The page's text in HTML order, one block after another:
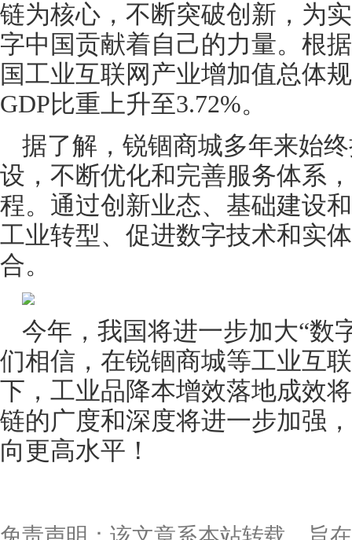
链为核心，不断突破创新，为
字中国贡献着自己的力量。根
国工业互联网产业增加值总体
GDP比重上升至3.72%。
据了解，锐锢商城多年来始
设，不断优化和完善服务体系
程。通过创新业态、基础建设
工业转型、促进数字技术和实
合。
今年，我国将进一步加大“数
们相信，在锐锢商城等工业互
下，工业品降本增效落地成效
链的广度和深度将进一步加强
向更高水平！